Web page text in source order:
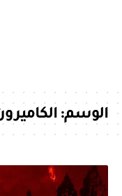
الوسم:الكاميرون